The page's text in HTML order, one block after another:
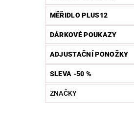
MĚŘIDLO PLUS12
DÁRKOVÉ POUKAZY
ADJUSTAČNÍ PONOŽKY
SLEVA -50 %
ZNAČKY